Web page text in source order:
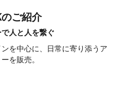
ご紹介
人と人を繋ぐ
を中心に、日常に寄り添うア
を販売。